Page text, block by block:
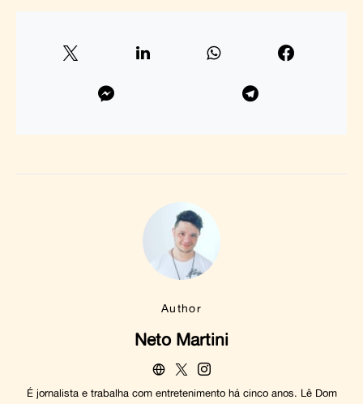
Author
Neto Martini
É jornalista e trabalha com entretenimento há cinco anos. Lê Dom